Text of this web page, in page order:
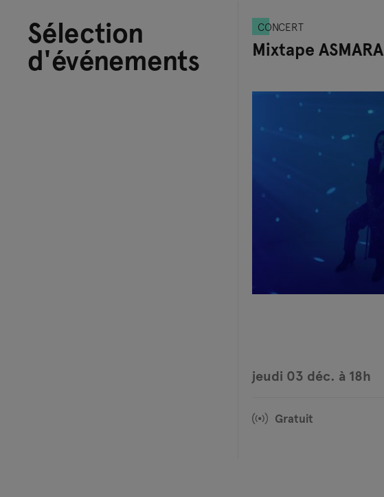
Sélection
d'événements
CONCERT
Mixtape ASMARA
jeudi 03 déc. à 18h
Gratuit